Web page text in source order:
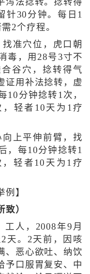
针30分钟。每日1
2个疗程。
准穴位，虎口朝
毒，用28号3寸不
谷穴，捻转得气
证用补法捻转，虚
10分钟捻转1次，
轻者10天为1疗
上平伸前臂，找
，每10分钟捻转1
轻者10天为1疗
例】
致）
人，2008年9月
天。2天前，因咳
、恶心欲吐、纳饮
予口服胃复安、中